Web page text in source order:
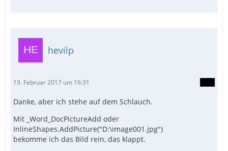
hevilp
19. Februar 2017 um 16:31
Danke, aber ich stehe auf dem Schlauch.
Mit _Word_DocPictureAdd oder
InlineShapes.AddPicture("D:\image001.jpg")
bekomme ich das Bild rein, das klappt.